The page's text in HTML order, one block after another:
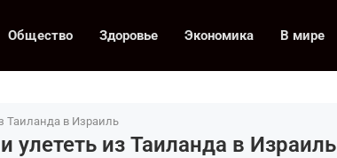
Общество Здоровье Экономика В мире
Таиланда в Израиль
из Таиланда в Израиль